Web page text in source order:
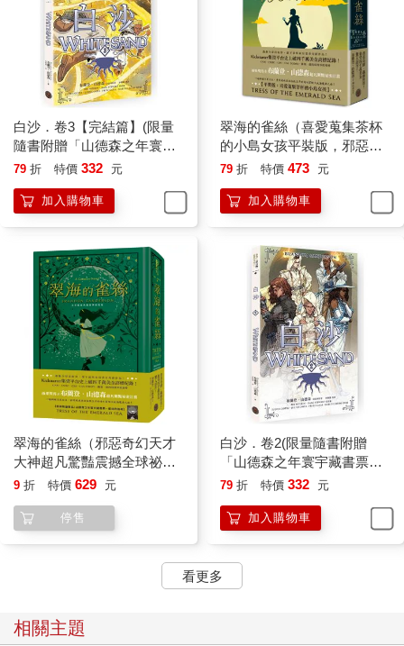
白沙．卷3【完結篇】(限量
隨書附贈「山德森之年寰宇
藏書票．御沙而行」，邪惡
部圖像小說全彩精緻完整
79 折 特價 332 元
加入購物車
翠海的雀絲（喜愛蒐集茶杯
的小島女孩平裝版，邪惡奇
幻天才大神超凡驚豔震撼全
79 折 特價 473 元
加入購物車
翠海的雀絲（邪惡奇幻天才
大神超凡驚豔震撼全球祕密
計畫，限量典藏豪華全彩精
「雀絲的追尋」）
9 折 特價 629 元
停售
白沙．卷2(限量隨書附贈
「山德森之年寰宇藏書票．
御沙而行」，邪惡奇幻天才
說全彩精緻完整版！)
79 折 特價 332 元
加入購物車
看更多
相關主題